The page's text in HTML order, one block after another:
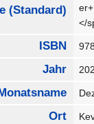
(Standard)
</
ISBN
Jahr
Monatsname
Ort